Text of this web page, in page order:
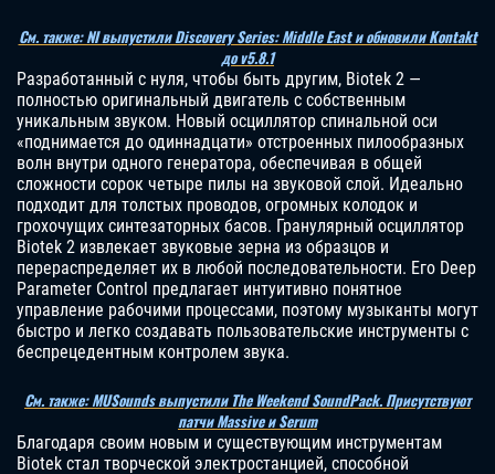
См. также: NI выпустили Discovery Series: Middle East и обновили Kontakt
до v5.8.1
Разработанный с нуля, чтобы быть другим, Biotek 2 —
полностью оригинальный двигатель с собственным
уникальным звуком. Новый осциллятор спинальной оси
«поднимается до одиннадцати» отстроенных пилообразных
волн внутри одного генератора, обеспечивая в общей
сложности сорок четыре пилы на звуковой слой. Идеально
подходит для толстых проводов, огромных колодок и
грохочущих синтезаторных басов. Гранулярный осциллятор
Biotek 2 извлекает звуковые зерна из образцов и
перераспределяет их в любой последовательности. Его Deep
Parameter Control предлагает интуитивно понятное
управление рабочими процессами, поэтому музыканты могут
быстро и легко создавать пользовательские инструменты с
беспрецедентным контролем звука.
См. также: MUSounds выпустили The Weekend SoundPack. Присутствуют
патчи Massive и Serum
Благодаря своим новым и существующим инструментам
Biotek стал творческой электростанцией, способной